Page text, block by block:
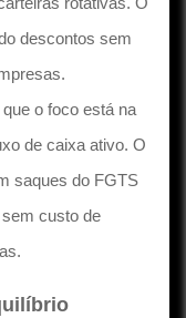
descontos sem
o foco está na
de caixa ativo. O
saques do FGTS
custo de